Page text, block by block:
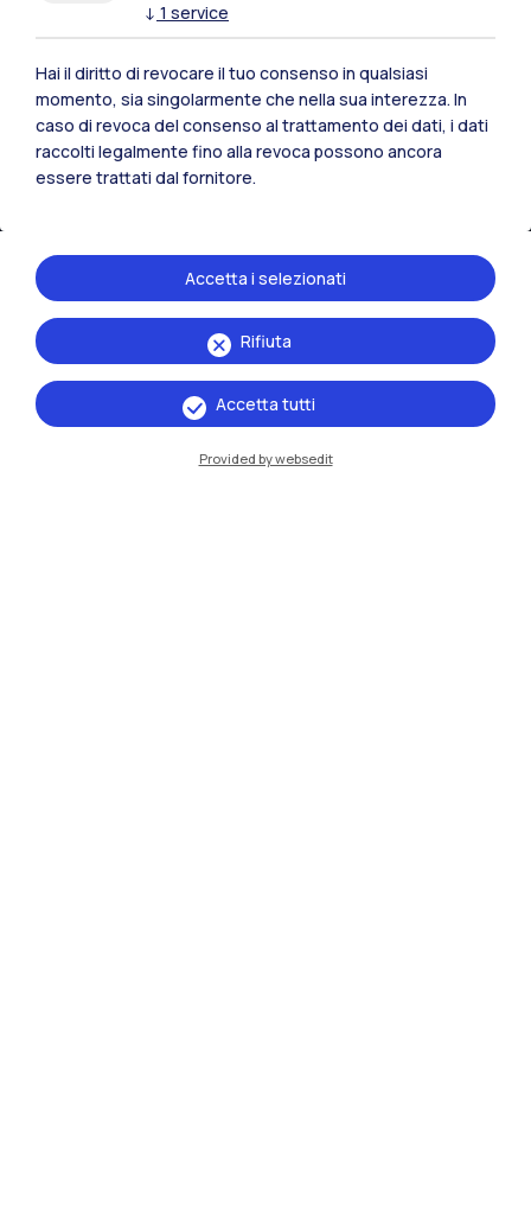
IT EN
Milano Bovisa
Cremona
Lecco
↓ 1 service
Hai il diritto di revocare il tuo consenso in qualsiasi
momento, sia singolarmente che nella sua interezza. In
caso di revoca del consenso al trattamento dei dati, i dati
raccolti legalmente fino alla revoca possono ancora
essere trattati dal fornitore.
Rifiuta
Accetta i selezionati
Accetta tutti
Provided by websedit